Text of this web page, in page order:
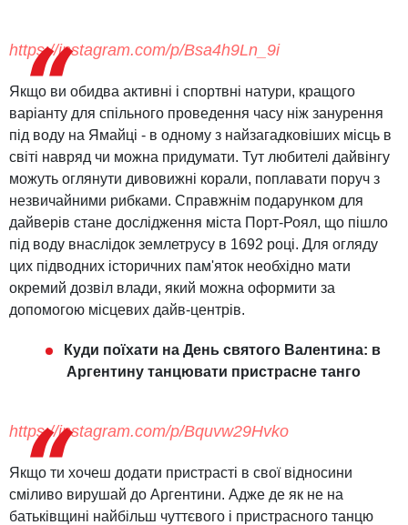
https://instagram.com/p/Bsa4h9Ln_9i
Якщо ви обидва активні і спортвні натури, кращого
варіанту для спільного проведення часу ніж занурення
під воду на Ямайці - в одному з найзагадковіших місць в
світі навряд чи можна придумати. Тут любителі дайвінгу
можуть оглянути дивовижні корали, поплавати поруч з
незвичайними рибками. Справжнім подарунком для
дайверів стане дослідження міста Порт-Роял, що пішло
під воду внаслідок землетрусу в 1692 році. Для огляду
цих підводних історичних пам'яток необхідно мати
окремий дозвіл влади, який можна оформити за
допомогою місцевих дайв-центрів.
Куди поїхати на День святого Валентина: в
Аргентину танцювати пристрасне танго
https://instagram.com/p/Bquvw29Hvko
Якщо ти хочеш додати пристрасті в свої відносини
сміливо вирушай до Аргентини. Адже де як не на
батьківщині найбільш чуттєвого і пристрасного танцю